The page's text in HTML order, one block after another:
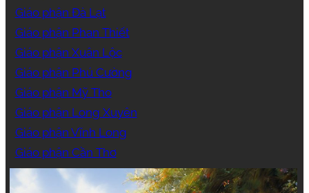
Giáo phận Đà Lạt
Giáo phận Phan Thiết
Giáo phận Xuân Lộc
Giáo phận Phú Cường
Giáo phận Mỹ Tho
Giáo phận Long Xuyên
Giáo phận Vĩnh Long
Giáo phận Cần Thơ